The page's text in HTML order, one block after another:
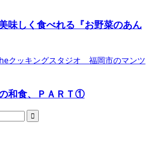
味しく食べれる『お野菜のあん
和食、ＰＡＲＴ①